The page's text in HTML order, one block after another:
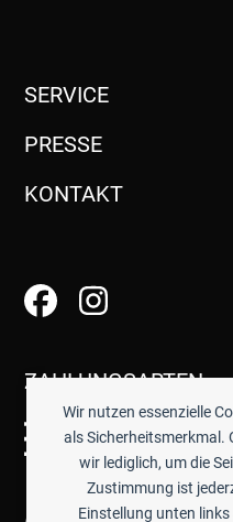
Wir nutzen essenzielle
als Sicherheitsmerkmal.
wir lediglich, um die
Zustimmung ist
Einstellung unten
SERVICE
PRESSE
KONTAKT
ZAHLUNGSARTEN